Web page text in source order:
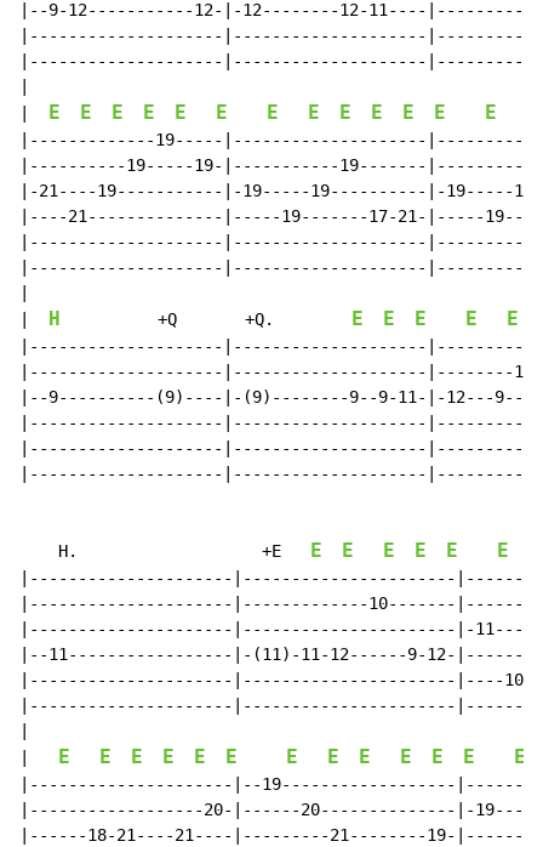
|--9-12-----------12-|-12--------12-11----
|--------------------|--------------------
|--------------------|--------------------
E E E E E E E E E E E E E
|-------------19-----|--------------------
|----------19-----19-|-----------19-------
|-21----19-----------|-19-----19----------|-19-----
|----21--------------|-----19-------17-21-|-----
|--------------------|--------------------
|--------------------|--------------------
H
          +Q       +Q.
E E E E E
|--------------------|--------------------
|--------------------|--------------------|--------
|--9----------(9)----|-(9)--------9--9-11-|-12---
|--------------------|--------------------
|--------------------|--------------------
|--------------------|--------------------
    H.                   +E
E E E E E E
|---------------------|----------------------
|---------------------|-------------10-------
|---------------------|----------------------|-
|--11-----------------|-(11)-11-12------9-12-
|---------------------|----------------------|----
|---------------------|----------------------
E E E E E E E E E E E E E
|---------------------|--19------------------
|------------------20-|------20--------------|-
|------18-21----21----|---------21--------19-